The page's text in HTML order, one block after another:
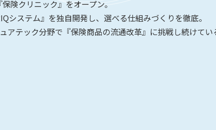
リニック』をオープン。
テム』を独自開発し、選べる仕組みづくりを徹底。
ック分野で『保険商品の流通改革』に挑戦し続けてい